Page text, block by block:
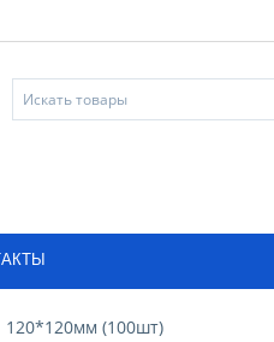
120*120мм (100шт)